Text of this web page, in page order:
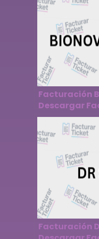
Facturación
Descargar
Facturación